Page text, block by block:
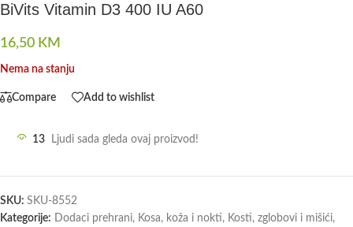
BiVits Vitamin D3 400 IU A60
16,50 KM
Nema na stanju
Compare Add to wishlist
13 Ljudi sada gleda ovaj proizvod!
SKU: SKU-8552
Kategorije: Dodaci prehrani, Kosa, koža i nokti, Kosti, zglobovi i mišići,